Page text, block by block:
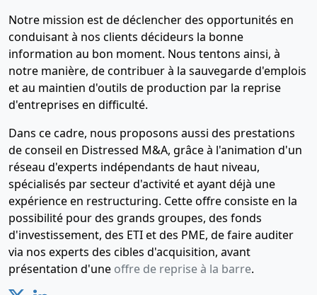
Notre mission est de déclencher des opportunités en
conduisant à nos clients décideurs la bonne
information au bon moment. Nous tentons ainsi, à
notre manière, de contribuer à la sauvegarde d'emplois
et au maintien d'outils de production par la reprise
d'entreprises en difficulté.
Dans ce cadre, nous proposons aussi des prestations
de conseil en Distressed M&A, grâce à l'animation d'un
réseau d'experts indépendants de haut niveau,
spécialisés par secteur d'activité et ayant déjà une
expérience en restructuring. Cette offre consiste en la
possibilité pour des grands groupes, des fonds
d'investissement, des ETI et des PME, de faire auditer
via nos experts des cibles d'acquisition, avant
présentation d'une offre de reprise à la barre.